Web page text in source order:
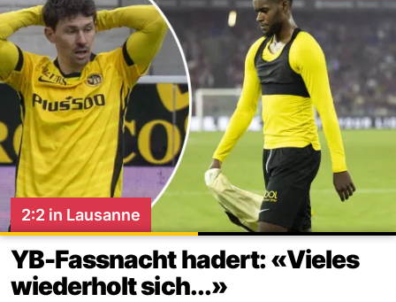
2:2 in Lausanne
YB-Fassnacht hadert: «Vieles
wiederholt sich...»